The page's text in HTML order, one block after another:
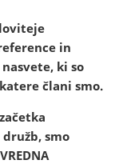
in
ki so
člani smo.
smo